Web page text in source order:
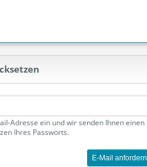
Adresse ein und wir senden Ihnen einen
Ihres Passworts.
E-Mail anfordern